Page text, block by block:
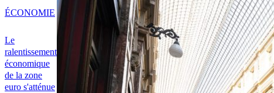
Le
ralentissement
économique
de la zone
euro s'atténue
ÉCONOMIE